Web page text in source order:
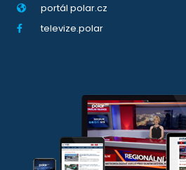
portál polar.cz
televize.polar